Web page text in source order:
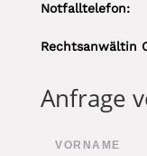
Notfalltelefon:
Rechtsanwältin
Anfrage